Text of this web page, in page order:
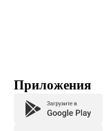
Приложения